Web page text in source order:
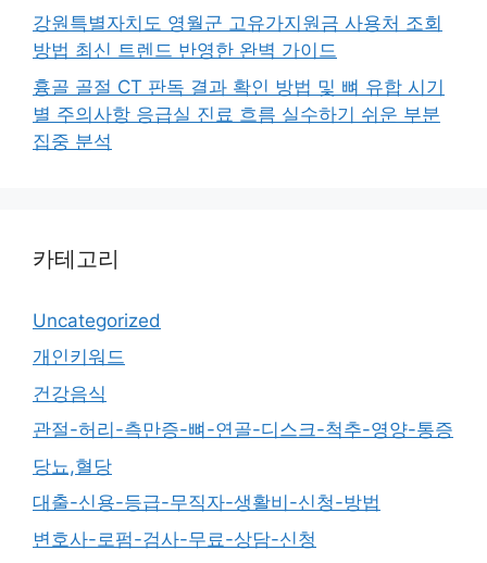
강원특별자치도 영월군 고유가지원금 사용처 조회
방법 최신 트렌드 반영한 완벽 가이드
흉골 골절 CT 판독 결과 확인 방법 및 뼈 유합 시기
별 주의사항 응급실 진료 흐름 실수하기 쉬운 부분
집중 분석
카테고리
Uncategorized
개인키워드
건강음식
관절-허리-측만증-뼈-연골-디스크-척추-영양-통증
당뇨,혈당
대출-신용-등급-무직자-생활비-신청-방법
변호사-로펌-검사-무료-상담-신청